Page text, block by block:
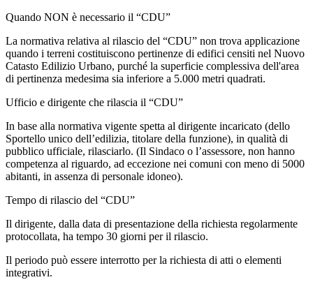
Quando NON è necessario il “CDU”
La normativa relativa al rilascio del “CDU” non trova applicazione
quando i terreni costituiscono pertinenze di edifici censiti nel Nuovo
Catasto Edilizio Urbano, purché la superficie complessiva dell'area
di pertinenza medesima sia inferiore a 5.000 metri quadrati.
Ufficio e dirigente che rilascia il “CDU”
In base alla normativa vigente spetta al dirigente incaricato (dello
Sportello unico dell’edilizia, titolare della funzione), in qualità di
pubblico ufficiale, rilasciarlo. (Il Sindaco o l’assessore, non hanno
competenza al riguardo, ad eccezione nei comuni con meno di 5000
abitanti, in assenza di personale idoneo).
Tempo di rilascio del “CDU”
Il dirigente, dalla data di presentazione della richiesta regolarmente
protocollata, ha tempo 30 giorni per il rilascio.
Il periodo può essere interrotto per la richiesta di atti o elementi
integrativi.